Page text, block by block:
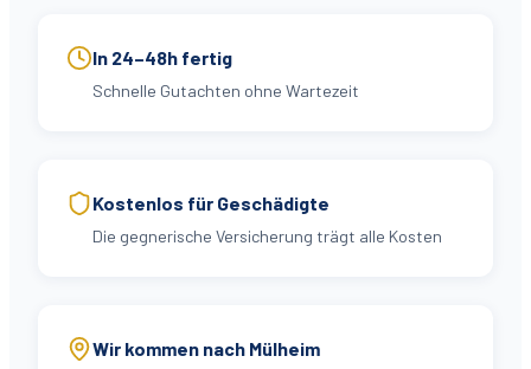
In 24–48h fertig
Schnelle Gutachten ohne Wartezeit
Kostenlos für Geschädigte
Die gegnerische Versicherung trägt alle Kosten
Wir kommen nach Mülheim